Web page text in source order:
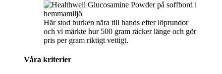
Här stod burken nära till hands efter löprundor
och vi märkte hur 500 gram räcker länge och gör
pris per gram riktigt vettigt.
Våra kriterier